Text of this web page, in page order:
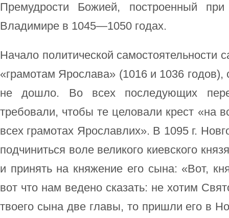
Премудрости Божией, построенный
Владимире в 1045—1050 годах.
Начало политической самостоятельности
«грамотам Ярослава» (1016 и 1036
не дошло. Во всех последующих
требовали, чтобы те целовали крест «на
всех грамотах Ярославлих». В 1095 г.
подчиниться воле великого киевского
и принять на княжение его сына: «Вот,
вот что нам ведено сказать: не хотим
твоего сына две главы, то пришли его в